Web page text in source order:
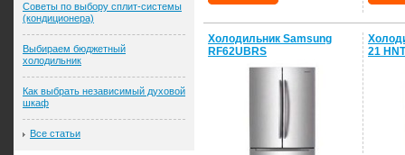
Холодильник Samsung
RF62UBRS
21
Советы по выбору сплит-системы
(кондиционера)
Выбираем бюджетный
холодильник
Как выбрать независимый духовой
шкаф
Все статьи